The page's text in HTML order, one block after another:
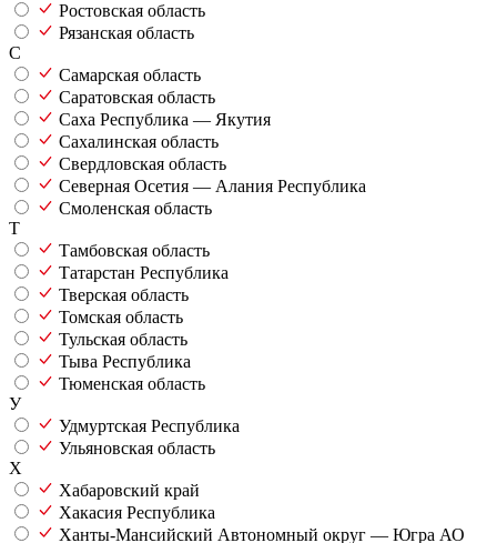
Ростовская область
Рязанская область
С
Самарская область
Саратовская область
Саха Республика — Якутия
Сахалинская область
Свердловская область
Северная Осетия — Алания Республика
Смоленская область
Т
Тамбовская область
Татарстан Республика
Тверская область
Томская область
Тульская область
Тыва Республика
Тюменская область
У
Удмуртская Республика
Ульяновская область
Х
Хабаровский край
Хакасия Республика
Ханты-Мансийский Автономный округ — Югра АО